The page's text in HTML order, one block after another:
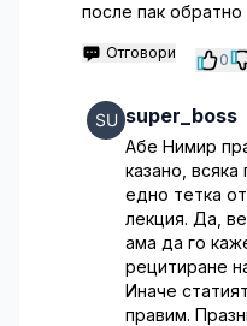
после пак обратно
Отговори 0
super_boss
Абе Нимир
казано,
едно тетка
лекция. Да,
ама да го
рецитиране
Иначе
правим.